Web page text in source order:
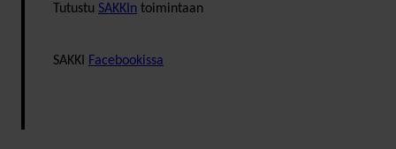
Tutustu SAKKIn toimintaan
SAKKI Facebookissa